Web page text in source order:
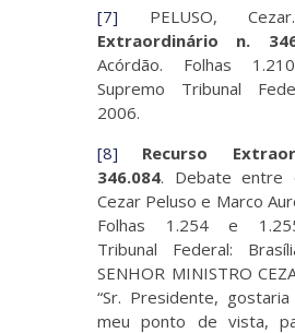
[7] PELUSO,
Extraordinário n.
Acórdão. Folhas
Supremo Tribunal
2006.
[8]
Recurso
346.084. Debate entre
Cezar Peluso e Marco
Folhas 1.254 e
Tribunal Federal:
SENHOR MINISTRO
“Sr. Presidente,
meu ponto de vista,